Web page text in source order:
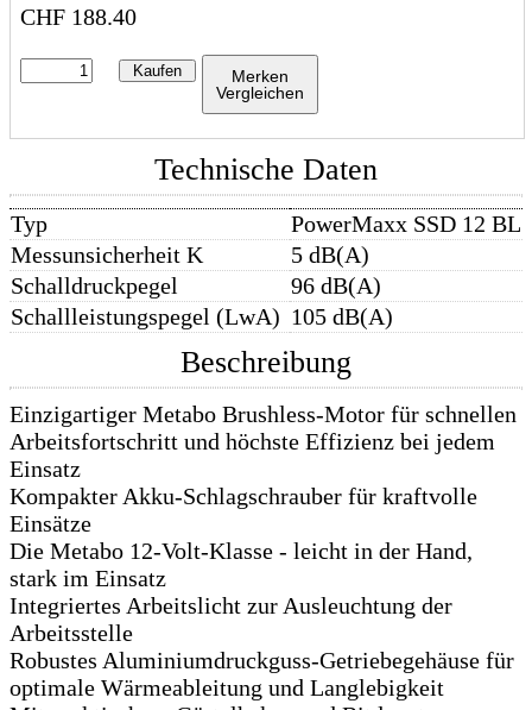
CHF 188.40
Kaufen
Merken
Vergleichen
Technische Daten
Typ
PowerMaxx SSD 12 BL
Messunsicherheit K
5 dB(A)
Schalldruckpegel
96 dB(A)
Schallleistungspegel (LwA) 105 dB(A)
Beschreibung
Einzigartiger Metabo Brushless-Motor für schnellen
Arbeitsfortschritt und höchste Effizienz bei jedem
Einsatz
Kompakter Akku-Schlagschrauber für kraftvolle
Einsätze
Die Metabo 12-Volt-Klasse - leicht in der Hand,
stark im Einsatz
Integriertes Arbeitslicht zur Ausleuchtung der
Arbeitsstelle
Robustes Aluminiumdruckguss-Getriebegehäuse für
optimale Wärmeableitung und Langlebigkeit